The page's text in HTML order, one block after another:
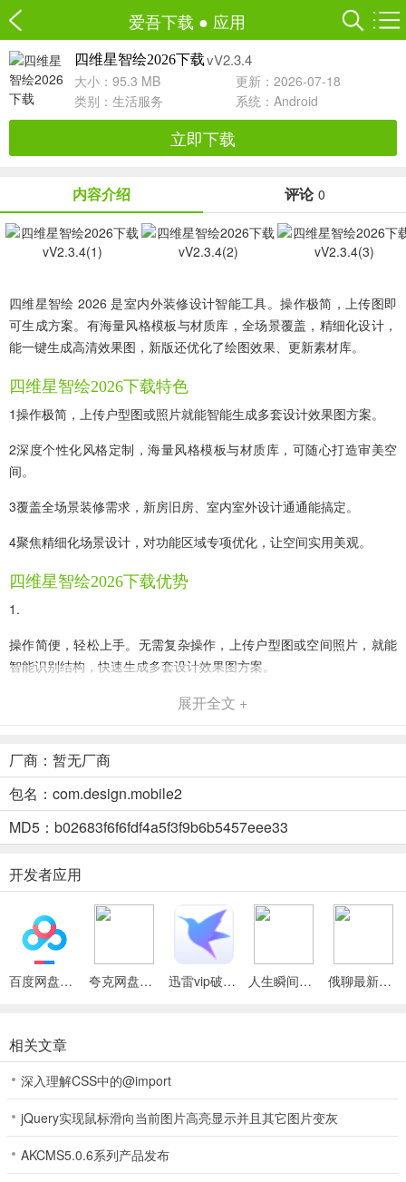
爱吾下载 ● 应用
四维星智绘2026下载vV2.3.4
大小：95.3 MB
更新：2026-07-18
类别： 生活服务 系统：Android
立即下载
内容介绍 评论 0
四维星智绘 2026 是室内外装修设计智能工具。操作极简，上传图即
可生成方案。有海量风格模板与材质库，全场景覆盖，精细化设计，
能一键生成高清效果图，新版还优化了绘图效果、更新素材库。
四维星智绘2026下载特色
1操作极简，上传户型图或照片就能智能生成多套设计效果图方案。
2深度个性化风格定制，海量风格模板与材质库，可随心打造审美空
间。
3覆盖全场景装修需求，新房旧房、室内室外设计通通能搞定。
4聚焦精细化场景设计，对功能区域专项优化，让空间实用美观。
四维星智绘2026下载优势
1.
操作简便，轻松上手。无需复杂操作，上传户型图或空间照片，就能
智能识别结构，快速生成多套设计效果图方案。
随意拖拽搭配，实时预览效果，打造专属空间。
3.
全场景覆盖，装修无死角。新房设计、旧房翻新，室内室外全支持，
4.
精细化设计，空间更实用。针对厨房、阳台等个性化功能区域专项优
化，提供布局、收纳及灯光设计，让空间实用又美观。
四维星智绘2026下载怎么样
2、有海量风格模板与材质库，可深度个性化定制。
3、覆盖全场景装修需求，室内外设计都能搞定。
展开全文 +
厂商：暂无厂商
包名：com.design.mobile2
MD5：b02683f6f6fdf4a5f3f9b6b5457eee33
开发者应用
百度网盘绿色免安装Pc电脑版 夸克网盘官方正式版 迅雷vip破解版永久会员2024版 人生瞬间最新手机版 俄聊最新手机版
相关文章
深入理解CSS中的@import
jQuery实现鼠标滑向当前图片高亮显示并且其它图片变灰
AKCMS5.0.6系列产品发布